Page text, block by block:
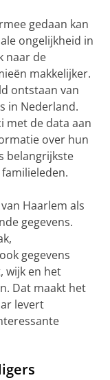
gedaan kan
ongelijkheid in
naar de
makkelijker.
ontstaan van
in Nederland.
met de data aan
over hun
belangrijkste
Haarlem als
gegevens.
gegevens
wijk en het
Dat maakt het
levert